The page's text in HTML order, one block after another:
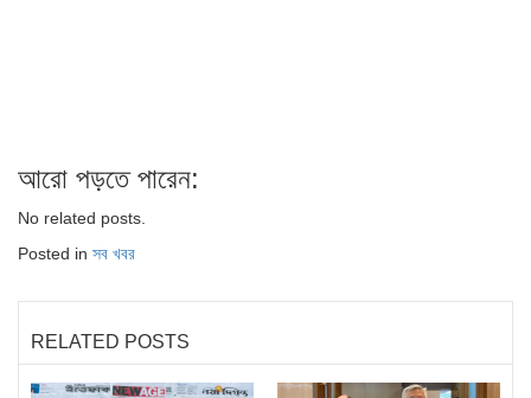
আরো পড়তে পারেন:
No related posts.
Posted in সব খবর
RELATED POSTS